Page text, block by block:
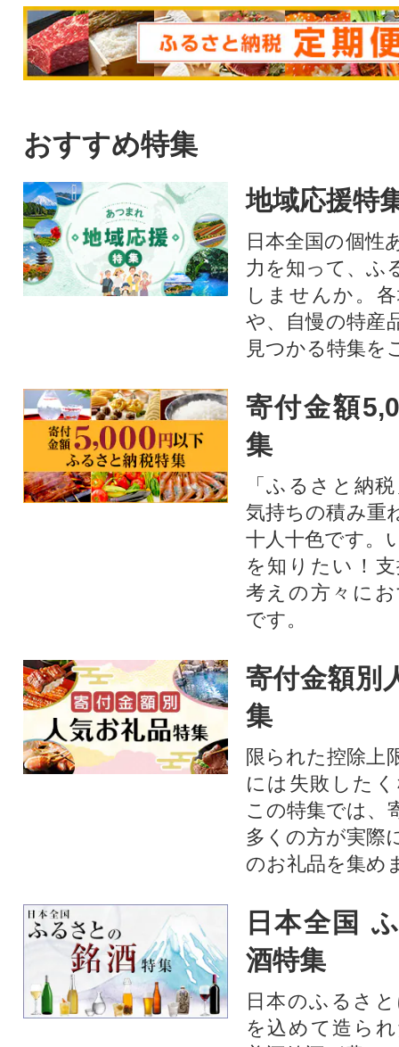
おすすめ特集
地域応援特
日本全国の個性
力を知って、ふ
しませんか。
や、自慢の特産
見つかる特集を
寄付金額
集
「ふるさと納
気持ちの積み重
十人十色です。
を知りたい！
考えの方々に
です。
寄付金額別
集
限られた控除上
には失敗した
この特集では、
多くの方が実際
のお礼品を集め
日本全国
酒特集
日本のふるさ
を込めて造ら